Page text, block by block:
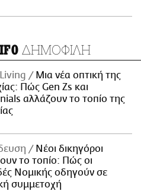
ΔΗΜΟΦΙΛΗ
Μια νέα οπτική της
Πώς Gen Zs και
αλλάζουν το τοπίο της
Νέοι δικηγόροι
το τοπίο: Πώς οι
Νομικής οδηγούν σε
συμμετοχή